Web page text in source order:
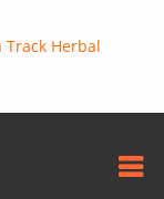
Track Herbal